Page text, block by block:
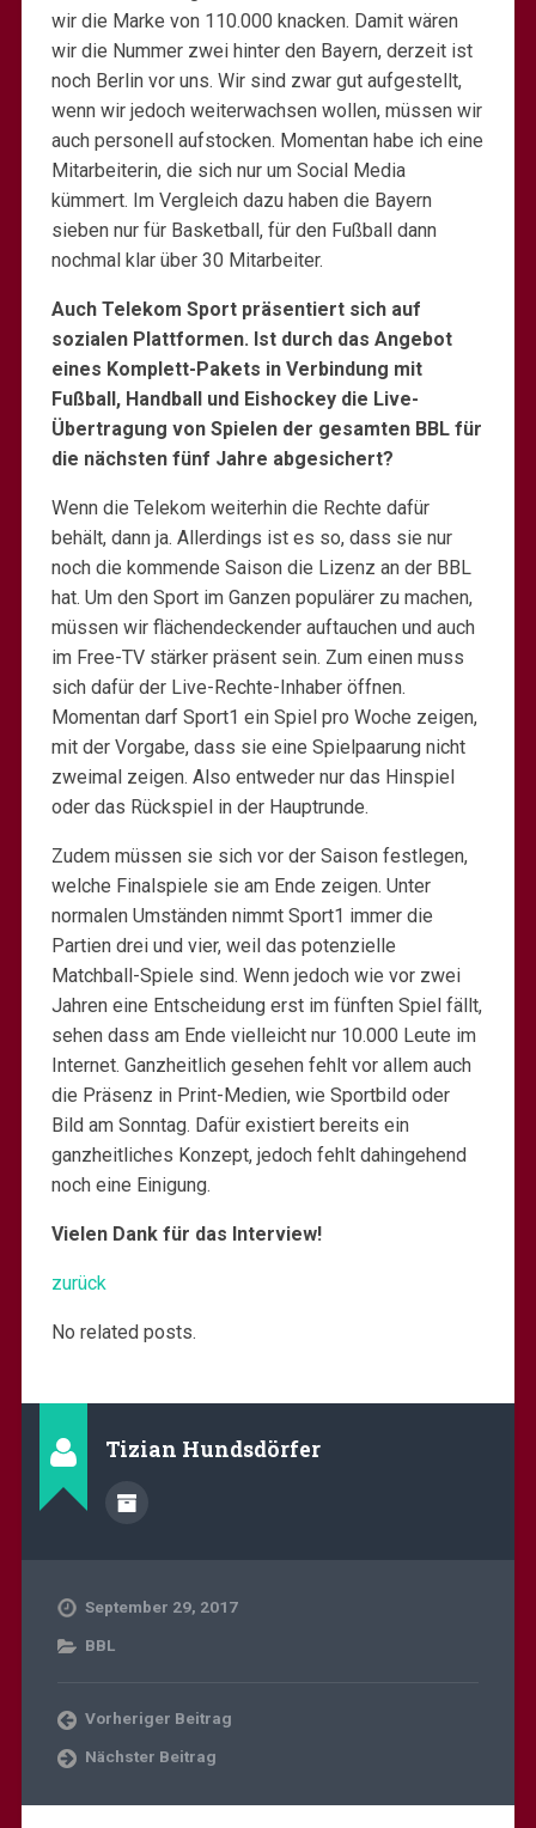
wir die Marke von 110.000 knacken. Damit wären
wir die Nummer zwei hinter den Bayern, derzeit ist
noch Berlin vor uns. Wir sind zwar gut aufgestellt,
wenn wir jedoch weiterwachsen wollen, müssen wir
auch personell aufstocken. Momentan habe ich eine
Mitarbeiterin, die sich nur um Social Media
kümmert. Im Vergleich dazu haben die Bayern
sieben nur für Basketball, für den Fußball dann
nochmal klar über 30 Mitarbeiter.
Auch Telekom Sport präsentiert sich auf
sozialen Plattformen. Ist durch das Angebot
eines Komplett-Pakets in Verbindung mit
Fußball, Handball und Eishockey die Live-
Übertragung von Spielen der gesamten BBL für
die nächsten fünf Jahre abgesichert?
Wenn die Telekom weiterhin die Rechte dafür
behält, dann ja. Allerdings ist es so, dass sie nur
noch die kommende Saison die Lizenz an der BBL
hat. Um den Sport im Ganzen populärer zu machen,
müssen wir flächendeckender auftauchen und auch
im Free-TV stärker präsent sein. Zum einen muss
sich dafür der Live-Rechte-Inhaber öffnen.
Momentan darf Sport1 ein Spiel pro Woche zeigen,
mit der Vorgabe, dass sie eine Spielpaarung nicht
zweimal zeigen. Also entweder nur das Hinspiel
oder das Rückspiel in der Hauptrunde.
Zudem müssen sie sich vor der Saison festlegen,
welche Finalspiele sie am Ende zeigen. Unter
normalen Umständen nimmt Sport1 immer die
Partien drei und vier, weil das potenzielle
Matchball-Spiele sind. Wenn jedoch wie vor zwei
Jahren eine Entscheidung erst im fünften Spiel fällt,
sehen dass am Ende vielleicht nur 10.000 Leute im
Internet. Ganzheitlich gesehen fehlt vor allem auch
die Präsenz in Print-Medien, wie Sportbild oder
Bild am Sonntag. Dafür existiert bereits ein
ganzheitliches Konzept, jedoch fehlt dahingehend
noch eine Einigung.
Vielen Dank für das Interview!
zurück
No related posts.
Tizian Hundsdörfer
September 29, 2017
BBL
Vorheriger Beitrag
Nächster Beitrag